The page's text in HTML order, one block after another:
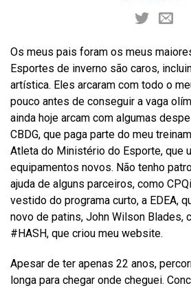
Os meus pais foram os meus
Esportes de inverno são caros,
artística. Eles arcaram com todo o
pouco antes de conseguir a vaga
ainda hoje arcam com algumas
CBDG, que paga parte do meu
Atleta do Ministério do Esporte, que
equipamentos novos. Não tenho
ajuda de alguns parceiros, como
vestido do programa curto, a EDEA,
novo de patins, John Wilson Blades,
#HASH, que criou meu website.
Apesar de ter apenas 22 anos,
longa para chegar onde cheguei.